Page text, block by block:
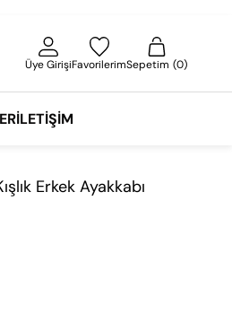
Üye GirişiFavorilerimSepetim 0
İLETIŞIM
Erkek Ayakkabı